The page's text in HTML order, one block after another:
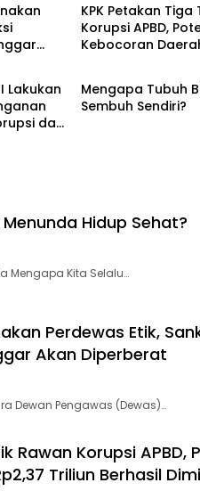
KPK Petakan Tiga
Korupsi APBD,
Kebocoran
Lakukan
dan
Berita
Mengapa Tubuh
Sembuh Sendiri?
Hidup Sehat?
Mengapa Kita Selalu…
Perdewas Etik,
Akan Diperberat
Dewan Pengawas (Dewas)…
Rawan Korupsi APBD,
Triliun Berhasil